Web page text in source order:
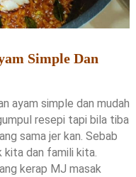
Simple Dan
ayam simple dan mudah
resepi tapi bila tiba
sama jer kan. Sebab
kita dan famili kita.
kerap MJ masak